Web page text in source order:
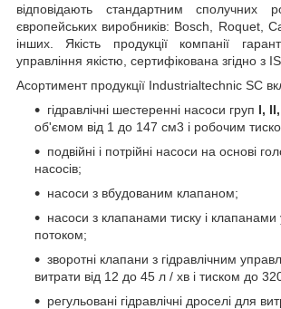
відповідають стандартним сполучних
європейських виробників: Bosch, Roquet,
інших. Якість продукції компанії
управління якістю, сертифікована згідно з
Асортимент продукції Industrialtechnic SC
гідравлічні шестеренні насоси груп I,
об'ємом від 1 до 147 см3 і робочим
подвійні і потрійні насоси на основі
насосів;
насоси з вбудованим клапаном;
насоси з клапанами тиску і клапанами
потоком;
зворотні клапани з гідравлічним
витрати від 12 до 45 л / хв і тиском до
регульовані гідравлічні дроселі для